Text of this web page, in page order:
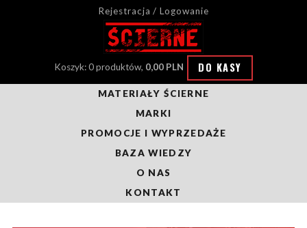
Rejestracja / Logowanie
Koszyk: 0 produktów, 0,00 PLN DO KASY
MATERIAŁY ŚCIERNE
MARKI
PROMOCJE I WYPRZEDAŻE
BAZA WIEDZY
O NAS
KONTAKT